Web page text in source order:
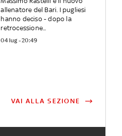
allenatore del Bari. I pugliesi
hanno deciso - dopo la
retrocessione...
04 lug - 20:49
VAI ALLA SEZIONE